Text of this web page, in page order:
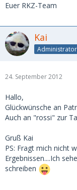
Euer RKZ-Team
Kai
Administrator
24. September 2012
Hallo,
Glückwünsche an
Auch an "rossi" zur
Gruß Kai
PS: Fragt mich nicht
Ergebnissen....Ich
schreiben